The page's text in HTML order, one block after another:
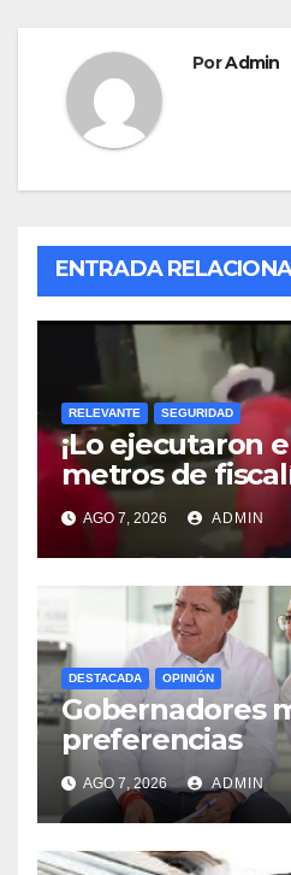
PorAdmin
ENTRADA
RELEVANTE SEGURIDAD
¡Lo ejecutaron
metros de
AGO 7, 2026 ADMIN
DESTACADA OPINIÓN
Gobernadores
preferencias
AGO 7, 2026 ADMIN